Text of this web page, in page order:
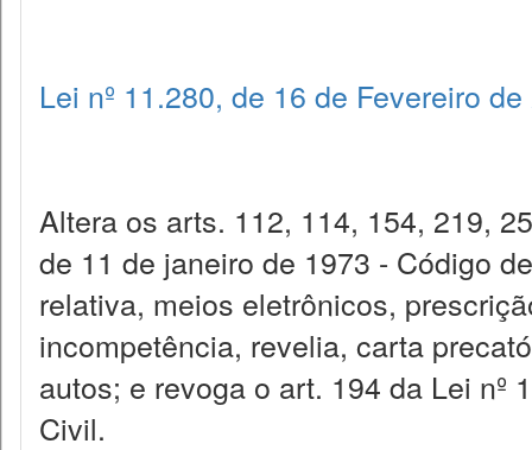
Lei nº 11.280, de 16 de Fevereiro
Altera os arts. 112, 114, 154, 219,
de 11 de janeiro de 1973 - Código
relativa, meios eletrônicos,
incompetência, revelia, carta
autos; e revoga o art. 194 da Lei nº
Civil.